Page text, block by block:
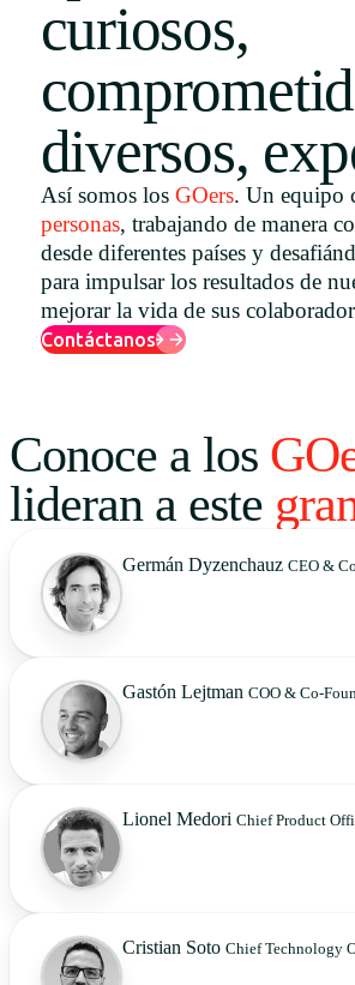
Uruguay
English
Português
curiosos,
diversos,
Así somos los GOers. Un equipo
personas, trabajando de manera
desde diferentes países y
para impulsar los resultados de
mejorar la vida de sus
Contáctanos
Conoce a los
lideran a este
Germán Dyzenchauz CEO &
Gastón Lejtman COO & Co-
Lionel Medori Chief Product
Cristian Soto Chief Technology